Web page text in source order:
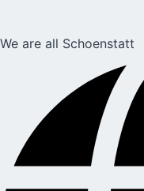
We are all Schoenstatt